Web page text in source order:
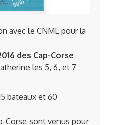
avec le CNML pour la
des Cap-Corse
les 5, 6, et 7
bateaux et 60
Corse sont venus pour